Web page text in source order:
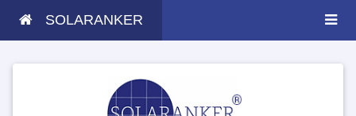
SOLARANKER